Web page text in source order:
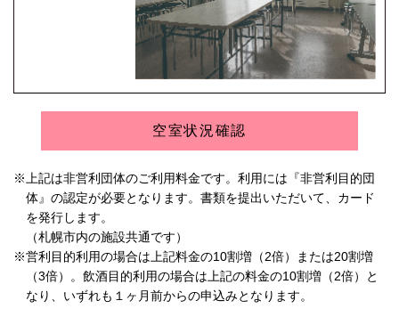
空室状況確認
※上記は非営利団体のご利用料金です。利用には『非営利目的団
体』の認定が必要となります。書類を提出いただいて、カード
を発行します。
（札幌市内の施設共通です）
※営利目的利用の場合は上記料金の10割増（2倍）または20割増
（3倍）。飲酒目的利用の場合は上記の料金の10割増（2倍）と
なり、いずれも１ヶ月前からの申込みとなります。